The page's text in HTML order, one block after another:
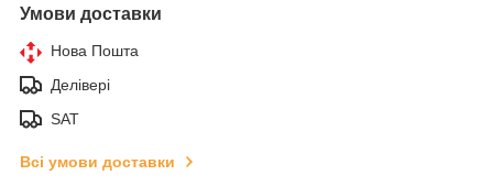
Умови доставки
Нова Пошта
Делівері
SAT
Всі умови доставки